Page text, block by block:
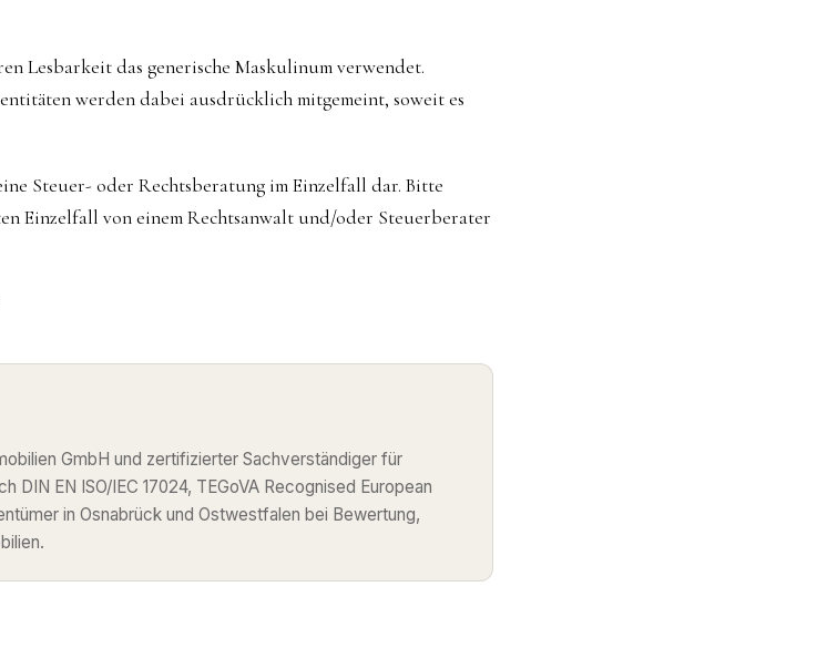
Lesbarkeit das generische Maskulinum verwendet.
werden dabei ausdrücklich mitgemeint, soweit es
Steuer- oder Rechtsberatung im Einzelfall dar. Bitte
Einzelfall von einem Rechtsanwalt und/oder Steuerberater
GmbH und zertifizierter Sachverständiger für
DIN EN ISO/IEC 17024, TEGoVA Recognised European
in Osnabrück und Ostwestfalen bei Bewertung,